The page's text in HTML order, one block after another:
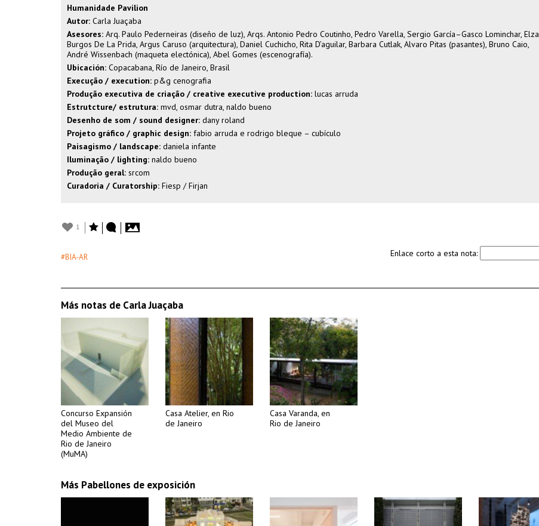
Humanidade Pavilion
Autor: Carla Juaçaba
Asesores: Arq. Paulo Pederneiras (diseño de luz), Arqs. Antonio Pedro Coutinho, Pedro Varella, Sergio García–Gasco Lominchar, Elza
Burgos De La Prida, Argus Caruso (arquitectura), Daniel Cuchicho, Rita D’aguilar, Barbara Cutlak, Alvaro Pitas (pasantes), Bruno Caio,
André Wissenbach (maqueta electónica), Abel Gomes (escenografía).
Ubicación: Copacabana, Río de Janeiro, Brasil
Execução / execution: p&g cenografia
Produção executiva de criação / creative executive production: lucas arruda
Estrutcture/ estrutura: mvd, osmar dutra, naldo bueno
Desenho de som / sound designer: dany roland
Projeto gráfico / graphic design: fabio arruda e rodrigo bleque – cubículo
Paisagismo / landscape: daniela infante
Iluminação / lighting: naldo bueno
Produção geral: srcom
Curadoria / Curatorship: Fiesp / Firjan
1
#BIA-AR Enlace corto a esta nota:
Más notas de Carla Juaçaba
Concurso Expansión
del Museo del
Medio Ambiente de
Rio de Janeiro
(MuMA)
Casa Atelier, en Rio
de Janeiro
Casa Varanda, en
Rio de Janeiro
Más Pabellones de exposición